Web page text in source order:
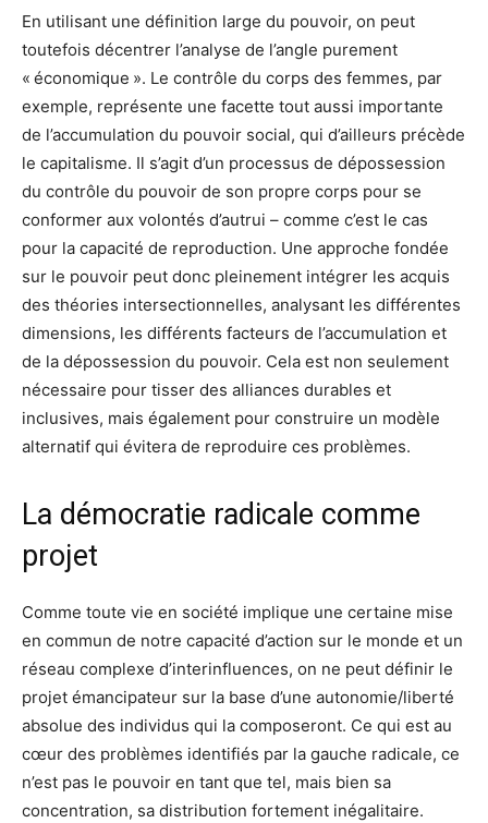
En utilisant une définition large du pouvoir, on peut
toutefois décentrer l’analyse de l’angle purement
« économique ». Le contrôle du corps des femmes, par
exemple, représente une facette tout aussi importante
de l’accumulation du pouvoir social, qui d’ailleurs précède
le capitalisme. Il s’agit d’un processus de dépossession
du contrôle du pouvoir de son propre corps pour se
conformer aux volontés d’autrui – comme c’est le cas
pour la capacité de reproduction. Une approche fondée
sur le pouvoir peut donc pleinement intégrer les acquis
des théories intersectionnelles, analysant les différentes
dimensions, les différents facteurs de l’accumulation et
de la dépossession du pouvoir. Cela est non seulement
nécessaire pour tisser des alliances durables et
inclusives, mais également pour construire un modèle
alternatif qui évitera de reproduire ces problèmes.
La démocratie radicale comme
projet
Comme toute vie en société implique une certaine mise
en commun de notre capacité d’action sur le monde et un
réseau complexe d’interinfluences, on ne peut définir le
projet émancipateur sur la base d’une autonomie/liberté
absolue des individus qui la composeront. Ce qui est au
cœur des problèmes identifiés par la gauche radicale, ce
n’est pas le pouvoir en tant que tel, mais bien sa
concentration, sa distribution fortement inégalitaire.